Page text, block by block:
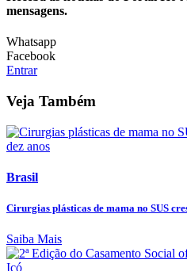
mensagens.
Whatsapp
Facebook
Entrar
Veja Também
Brasil
Cirurgias plásticas de mama no SUS
Saiba Mais